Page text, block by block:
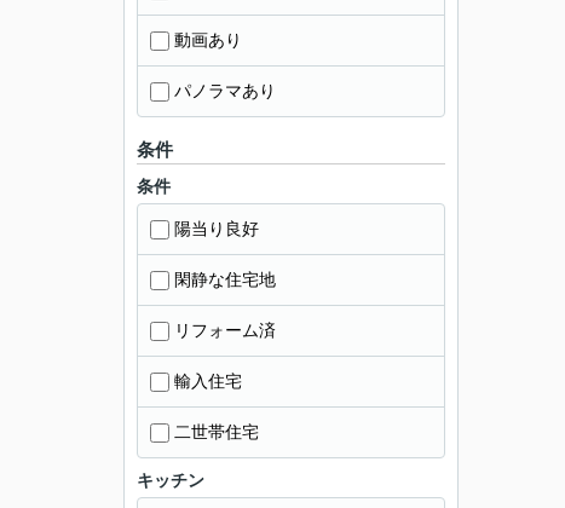
動画あり
パノラマあり
条件
条件
陽当り良好
閑静な住宅地
リフォーム済
輸入住宅
二世帯住宅
キッチン